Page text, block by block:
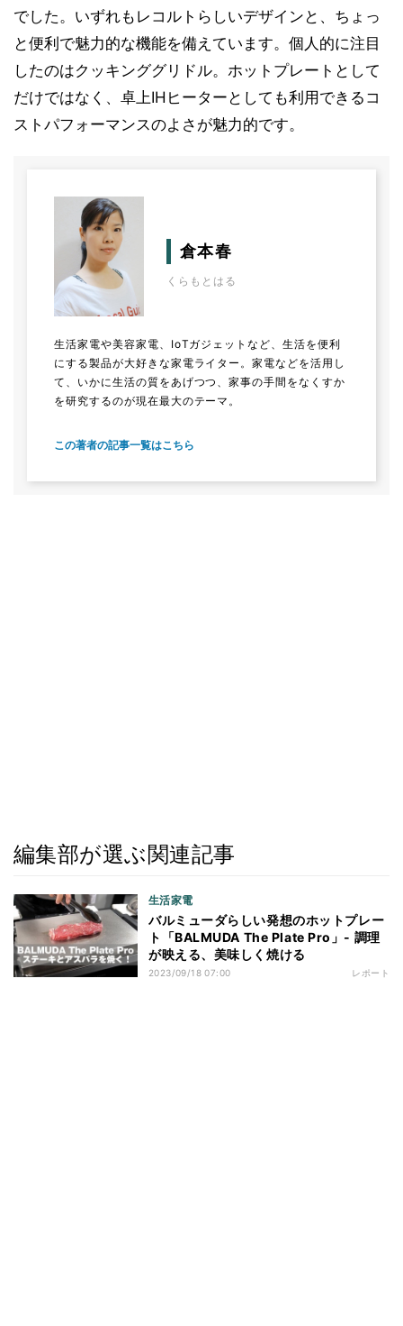
でした。いずれもレコルトらしいデザインと、ちょっ
と便利で魅力的な機能を備えています。個人的に注目
したのはクッキンググリドル。ホットプレートとして
だけではなく、卓上IHヒーターとしても利用できるコ
ストパフォーマンスのよさが魅力的です。
倉本春
くらもとはる
生活家電や美容家電、IoTガジェットなど、生活を便利
にする製品が大好きな家電ライター。家電などを活用し
て、いかに生活の質をあげつつ、家事の手間をなくすか
を研究するのが現在最大のテーマ。
この著者の記事一覧はこちら
編集部が選ぶ関連記事
生活家電
バルミューダらしい発想のホットプレー
ト「BALMUDA The Plate Pro」- 調理
が映える、美味しく焼ける
2023/09/18 07:00 レポート